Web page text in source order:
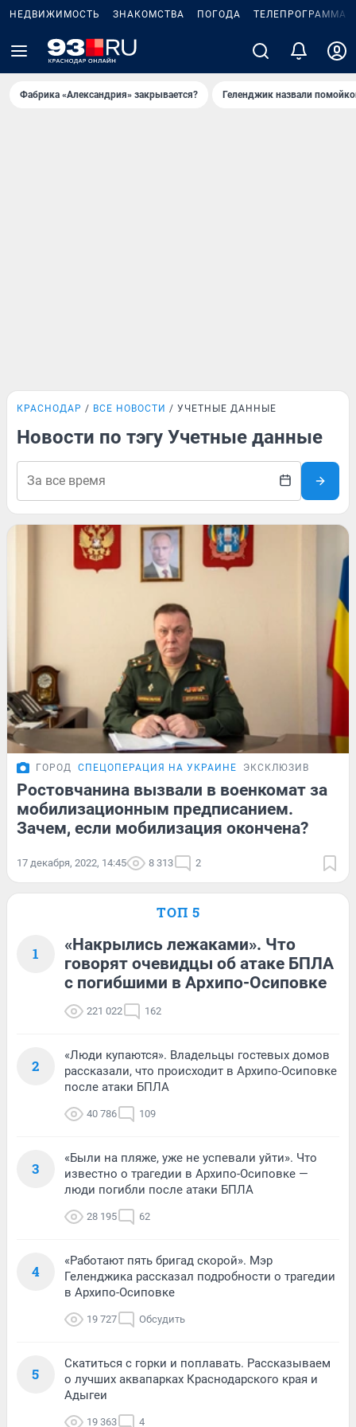
НЕДВИЖИМОСТЬ ЗНАКОМСТВА ПОГОДА ТЕЛЕПРОГРАММА
Фабрика «Александрия» закрывается? Геленджик назвали
КРАСНОДАР ВСЕ НОВОСТИ УЧЕТНЫЕ ДАННЫЕ
Новости по тэгу Учетные данные
ГОРОД СПЕЦОПЕРАЦИЯ НА УКРАИНЕ ЭКСКЛЮЗИВ
Ростовчанина вызвали в военкомат за
мобилизационным предписанием.
Зачем, если мобилизация окончена?
17 декабря, 2022, 14:45 8 313 2
ТОП 5
1
«Накрылись лежаками». Что
говорят очевидцы об атаке БПЛА
с погибшими в Архипо-Осиповке
221 022 162
2
«Люди купаются». Владельцы гостевых домов
рассказали, что происходит в Архипо-Осиповке
после атаки БПЛА
40 786 109
3
«Были на пляже, уже не успевали уйти». Что
известно о трагедии в Архипо-Осиповке —
люди погибли после атаки БПЛА
28 195 62
4
«Работают пять бригад скорой». Мэр
Геленджика рассказал подробности о трагедии
в Архипо-Осиповке
19 727 Обсудить
5
Скатиться с горки и поплавать. Рассказываем
о лучших аквапарках Краснодарского края и
Адыгеи
19 363 4